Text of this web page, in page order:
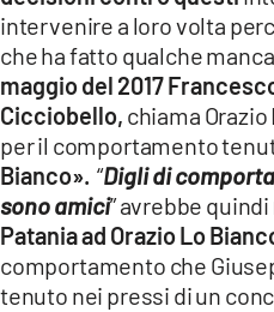
intervenire a loro volta
che ha fatto qualche
maggio del 2017
Cicciobello, chiama
per il comportamento
Bianco». “Digli di
sonoamici” avrebbe quindi
Pataniaad Orazio Lo
comportamento che
tenuto nei pressi di un